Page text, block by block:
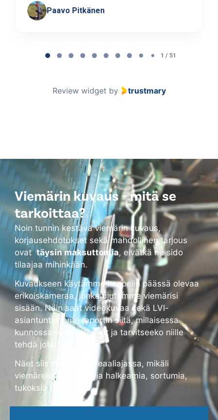
Paavo Pitkänen
1 / 51
Review widget by trustmary
Viemärin kuvaus - mitä se
tarkoittaa?
Noin tunnin kestävä viemärin kuvaus,
korjausehdotukset sekä mahdollinen tarjous
ovat täysin maksuttomia, eivätkä ne sido
tilaajaa mihinkään.
Kuvaukseen käytämme kaapelin päässä olevaa
erikoiskameraa, jonka ujutamme viemärisi
sisään. Näin saat videokuvaa sekä LVI-
asiantuntijamme raportin siitä, millaisessa
kunnossa viemärisi ovat ja tarvitseeko niille
tehdä jotain.
Näet siis monitorilta reaaliajassa, mikäli
viemäreissä on alkavia halkeamia, sortumia,
tukoksia tai vuotoja.